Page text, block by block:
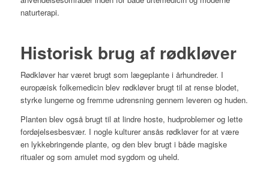
naturterapi.
Historisk brug af rødkløver
Rødkløver har været brugt som lægeplante i århundreder. I
europæisk folkemedicin blev rødkløver brugt til at rense blodet,
styrke lungerne og fremme udrensning gennem leveren og huden.
Planten blev også brugt til at lindre hoste, hudproblemer og lette
fordøjelsesbesvær. I nogle kulturer ansås rødkløver for at være
en lykkebringende plante, og den blev brugt i både magiske
ritualer og som amulet mod sygdom og uheld.